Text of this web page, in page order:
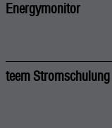
Energymonitor
teem Stromschulung